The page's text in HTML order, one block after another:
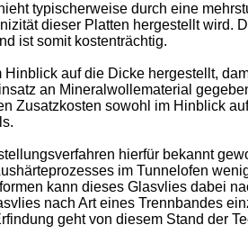
typischerweise durch eine
dieser Platten hergestellt wird.
ist somit kostenträchtig.
auf die Dicke hergestellt,
an Mineralwollematerial
Zusatzkosten sowohl im Hinblick
hierfür bekannt
im Tunnelofen
kann dieses Glasvlies dabei
nach Art eines Trennbandes
geht von diesem Stand der